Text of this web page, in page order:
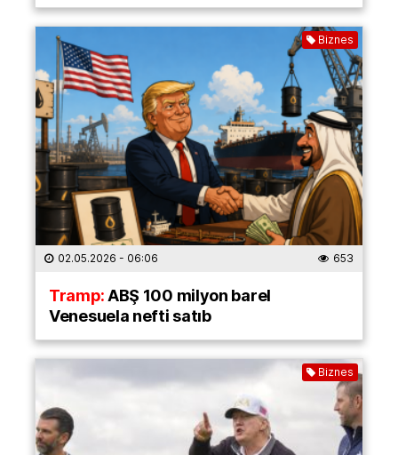
Biznes
02.05.2026 - 06:06 653
Tramp:ABŞ 100 milyon barel
Venesuela nefti satıb
Biznes